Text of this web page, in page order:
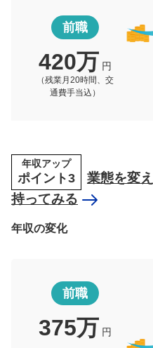
前職
420万 円
（残業月20時間、交
通費手当込）
年収アップ
ポイント3
業態を変
持ってみる
年収の変化
前職
375万 円